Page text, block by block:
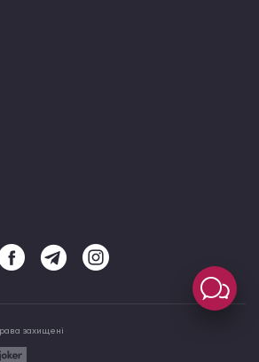
захищені